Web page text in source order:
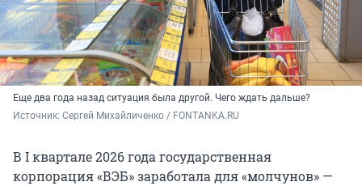
Еще два года назад ситуация была другой. Чего ждать дальше?
Источник: Сергей Михайличенко / FONTANKA.RU
В I квартале 2026 года государственная
корпорация «ВЭБ» заработала для «молчунов» —